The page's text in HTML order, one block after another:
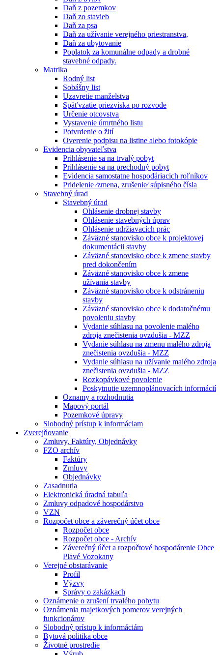
Daň z pozemkov
Daň zo stavieb
Daň za psa
Daň za užívanie verejného priestranstva,
Daň za ubytovanie
Poplatok za komunálne odpady a drobné
stavebné odpady.
Matrika
Rodný list
Sobášny list
Uzavretie manželstva
Späťvzatie priezviska po rozvode
Určenie otcovstva
Vystavenie úmrtného listu
Potvrdenie o žití
Overenie podpisu na listine alebo fotokópie
Evidencia obyvateľstva
Prihlásenie sa na trvalý pobyt
Prihlásenie sa na prechodný pobyt
Evidencia samostatne hospodáriacich roľníkov
Pridelenie ⁄zmena, zrušenie⁄ súpisného čísla
Stavebný úrad
Stavebný úrad
Ohlásenie drobnej stavby
Ohlásenie stavebných úprav
Ohlásenie udržiavacích prác
Záväzné stanovisko obce k projektovej
dokumentácii stavby
Záväzné stanovisko obce k zmene stavby
pred dokončením
Záväzné stanovisko obce k zmene
užívania stavby
Záväzné stanovisko obce k odstráneniu
stavby
Záväzné stanovisko obce k dodatočnému
povoleniu stavby
Vydanie súhlasu na povolenie malého
zdroja znečistenia ovzdušia - MZZ
Vydanie súhlasu na zmenu malého zdroja
znečistenia ovzdušia - MZZ
Vydanie súhlasu na užívanie malého zdroja
znečistenia ovzdušia - MZZ
Rozkopávkové povolenie
Poskytnutie uzemnoplánovacích informácií
Oznamy a rozhodnutia
Mapový portál
Pozemkové úpravy
Slobodný prístup k informáciam
Zverejňovanie
Zmluvy, Faktúry, Objednávky
FZO archív
Faktúry
Zmluvy
Objednávky
Zasadnutia
Elektronická úradná tabuľa
Zmluvy odpadové hospodárstvo
VZN
Rozpočet obce a záverečný účet obce
Rozpočet obce
Rozpočet obce - Archív
Záverečný účet a rozpočtové hospodárenie Obce
Plavé Vozokany
Verejné obstarávanie
Profil
Výzvy
Správy o zakázkach
Oznámenie o zrušení trvalého pobytu
Oznámenia majetkových pomerov verejných
funkcionárov
Slobodný prístup k informáciám
Bytová politika obce
Životné prostredie